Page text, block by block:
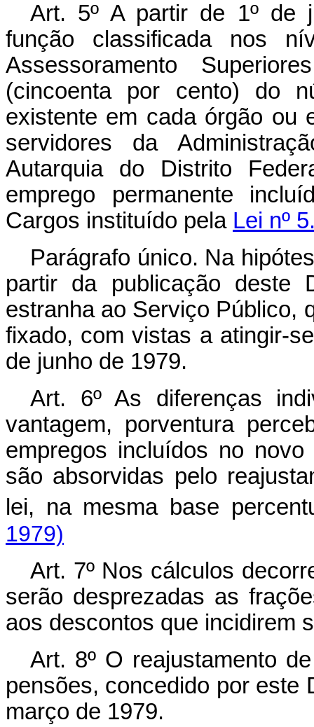
Art. 5º A partir de 1º de
função classificada nos
Assessoramento
(cincoenta por cento) do
existente em cada órgão ou
servidores da
Autarquia do Distrito
emprego permanente
Cargos instituído pela Lei nº
Parágrafo único. Na
partir da publicação deste
estranha ao Serviço Público,
fixado, com vistas a atingir-
de junho de 1979.
Art. 6º As diferenças
vantagem, porventura
empregos incluídos no
são absorvidas pelo
lei, na mesma base
1979)
Art. 7º Nos cálculos
serão desprezadas as
aos descontos que incidirem
Art. 8º O reajustamento
pensões, concedido por este
março de 1979.